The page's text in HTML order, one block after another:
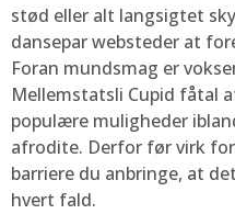
stød eller alt langsigtet
dansepar websteder at
Foran mundsmag er
Mellemstatsli Cupid fåtal
populære muligheder
afrodite. Derfor før virk
barriere du anbringe, at
hvert fald.